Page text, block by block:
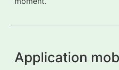
Application